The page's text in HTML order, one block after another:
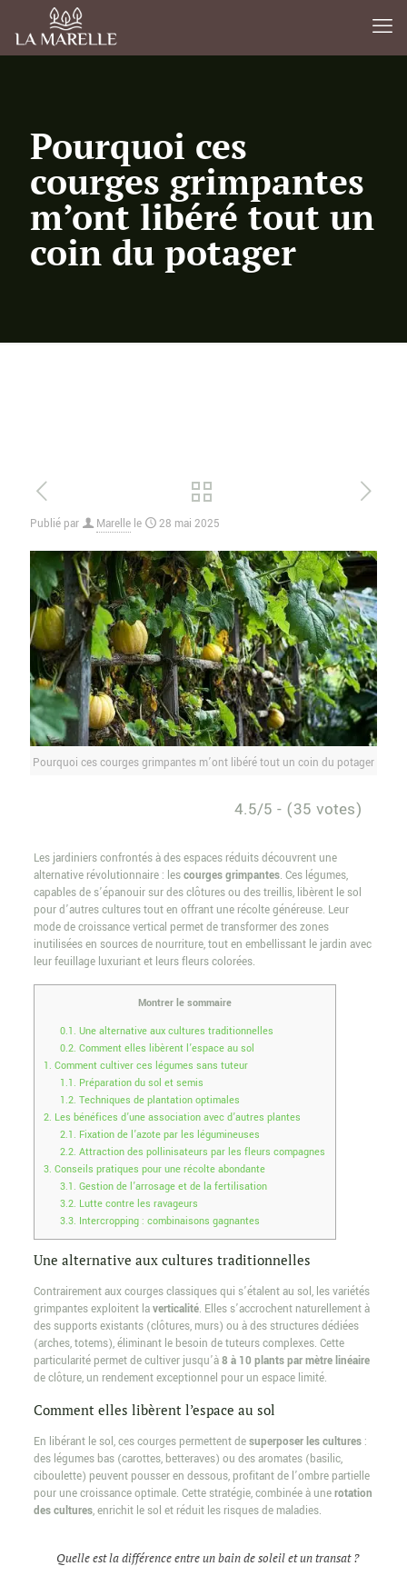
Pourquoi ces
courges grimpantes
m’ont libéré tout un
coin du potager
Publié par Marelle le 28 mai 2025
Pourquoi ces courges grimpantes m’ont libéré tout un coin du potager
4.5/5 - (35 votes)
Les jardiniers confrontés à des espaces réduits découvrent une
alternative révolutionnaire : lescourges grimpantes. Ces légumes,
capables de s’épanouir sur des clôtures ou des treillis, libèrent le sol
pour d’autres cultures tout en offrant une récolte généreuse. Leur
mode de croissance vertical permet de transformer des zones
inutilisées en sources de nourriture, tout en embellissant le jardin avec
leur feuillage luxuriant et leurs fleurs colorées.
Montrer le sommaire
0.1. Une alternative aux cultures traditionnelles
0.2. Comment elles libèrent l’espace au sol
1. Comment cultiver ces légumes sans tuteur
1.1. Préparation du sol et semis
1.2. Techniques de plantation optimales
2. Les bénéfices d’une association avec d’autres plantes
2.1. Fixation de l’azote par les légumineuses
2.2. Attraction des pollinisateurs par les fleurs compagnes
3. Conseils pratiques pour une récolte abondante
3.1. Gestion de l’arrosage et de la fertilisation
3.2. Lutte contre les ravageurs
3.3. Intercropping : combinaisons gagnantes
Une alternative aux cultures traditionnelles
Contrairement aux courges classiques qui s’étalent au sol, les variétés
grimpantes exploitent laverticalité. Elles s’accrochent naturellement à
des supports existants (clôtures, murs) ou à des structures dédiées
(arches, totems), éliminant le besoin de tuteurs complexes. Cette
particularité permet de cultiver jusqu’à8 à 10 plants par mètre linéaire
de clôture, un rendement exceptionnel pour un espace limité.
Comment elles libèrent l’espace au sol
En libérant le sol, ces courges permettent desuperposer les cultures:
des légumes bas (carottes, betteraves) ou des aromates (basilic,
ciboulette) peuvent pousser en dessous, profitant de l’ombre partielle
pour une croissance optimale. Cette stratégie, combinée à unerotation
des cultures, enrichit le sol et réduit les risques de maladies.
Quelle est la différence entre un bain de soleil et un transat ?